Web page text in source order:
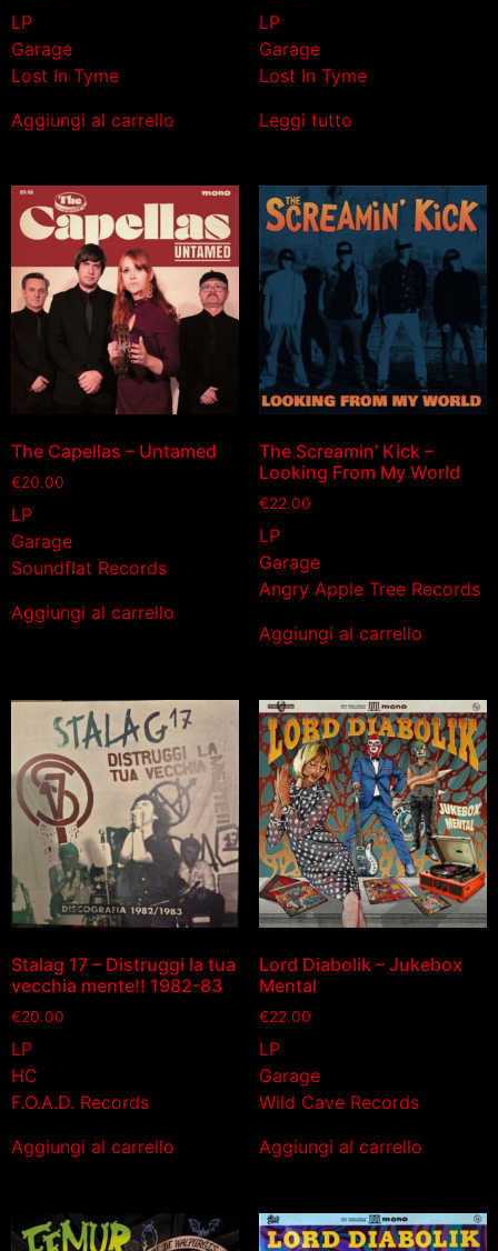
LP
Garage
Lost In Tyme
Aggiungi al carrello
LP
Garage
Lost In Tyme
Leggi tutto
The Capellas – Untamed
€20.00
LP
Garage
Soundflat Records
Aggiungi al carrello
The Screamin’ Kick –
Looking From My World
€22.00
LP
Garage
Angry Apple Tree Records
Aggiungi al carrello
Stalag 17 – Distruggi la tua
vecchia mente!! 1982-83
€20.00
LP
HC
F.O.A.D. Records
Aggiungi al carrello
Lord Diabolik – Jukebox
Mental
€22.00
LP
Garage
Wild Cave Records
Aggiungi al carrello